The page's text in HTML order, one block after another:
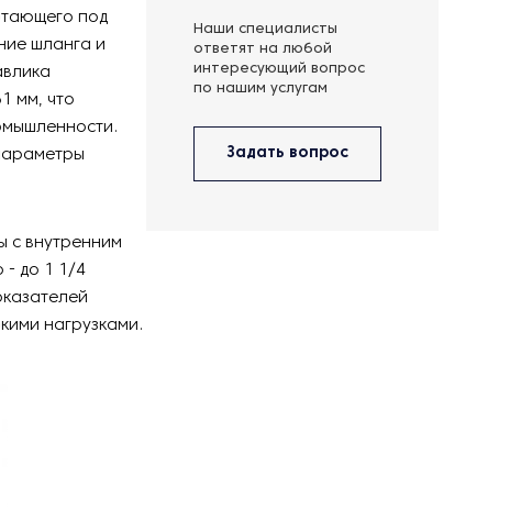
под
шланга и
мм, что
с внутренним
- до 1 1/4
нагрузками.
Наши специалисты
ответят на любой
интересующий вопрос
по нашим услугам
Задать вопрос